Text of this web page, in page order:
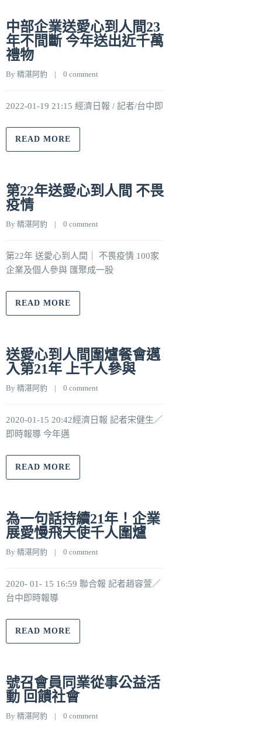
中部企業送愛心到人間23
年不間斷 今年送出近千萬
禮物
By 精湛阿豹
    |
0 comment
2022-01-19 21:15 經濟日報 / 記者/台中即
READ MORE
第22年送愛心到人間 不畏
疫情
By 精湛阿豹
    |
0 comment
第22年 送愛心到人間｜ 不畏疫情 100家
企業及個人參與 匯聚成一股
READ MORE
送愛心到人間圍爐餐會邁
入第21年 上千人參與
By 精湛阿豹
    |
0 comment
2020-01-15 20:42經濟日報 記者宋健生／
即時報導 今年邁
READ MORE
為一句話持續21年！企業
展愛慢飛天使千人圍爐
By 精湛阿豹
    |
0 comment
2020- 01- 15 16:59 聯合報 記者趙容萱／
台中即時報導
READ MORE
號召會員同業從事公益活
動 回饋社會
By 精湛阿豹
    |
0 comment